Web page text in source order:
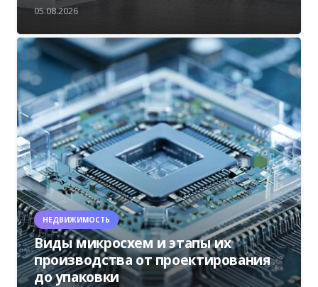
05.08.2026
НЕДВИЖИМОСТЬ
Виды микросхем и этапы их
производства от проектирования
до упаковки